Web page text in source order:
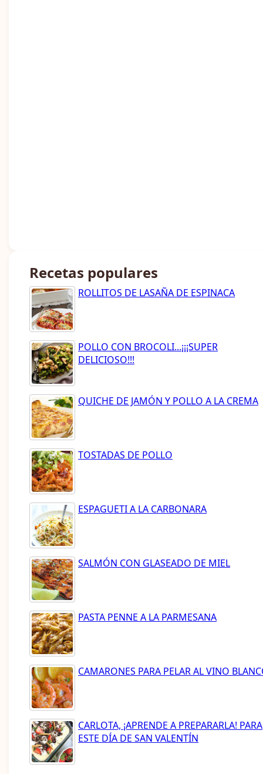
Recetas populares
ROLLITOS DE LASAÑA DE ESPINACA
POLLO CON BROCOLI...¡¡¡SUPER
DELICIOSO!!!
QUICHE DE JAMÓN Y POLLO A LA CREMA
TOSTADAS DE POLLO
ESPAGUETI A LA CARBONARA
SALMÓN CON GLASEADO DE MIEL
PASTA PENNE A LA PARMESANA
CAMARONES PARA PELAR AL VINO
CARLOTA, ¡APRENDE A PREPARARLA! PARA
ESTE DÍA DE SAN VALENTÍN